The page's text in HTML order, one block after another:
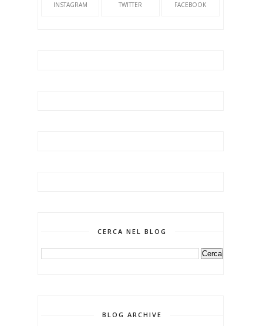
INSTAGRAM TWITTER FACEBOOK
CERCA NEL BLOG
BLOG ARCHIVE